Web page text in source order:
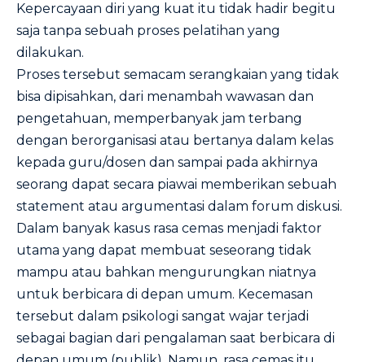
Kepercayaan diri yang kuat itu tidak hadir begitu
saja tanpa sebuah proses pelatihan yang
dilakukan.
Proses tersebut semacam serangkaian yang tidak
bisa dipisahkan, dari menambah wawasan dan
pengetahuan, memperbanyak jam terbang
dengan berorganisasi atau bertanya dalam kelas
kepada guru/dosen dan sampai pada akhirnya
seorang dapat secara piawai memberikan sebuah
statement atau argumentasi dalam forum diskusi.
Dalam banyak kasus rasa cemas menjadi faktor
utama yang dapat membuat seseorang tidak
mampu atau bahkan mengurungkan niatnya
untuk berbicara di depan umum. Kecemasan
tersebut dalam psikologi sangat wajar terjadi
sebagai bagian dari pengalaman saat berbicara di